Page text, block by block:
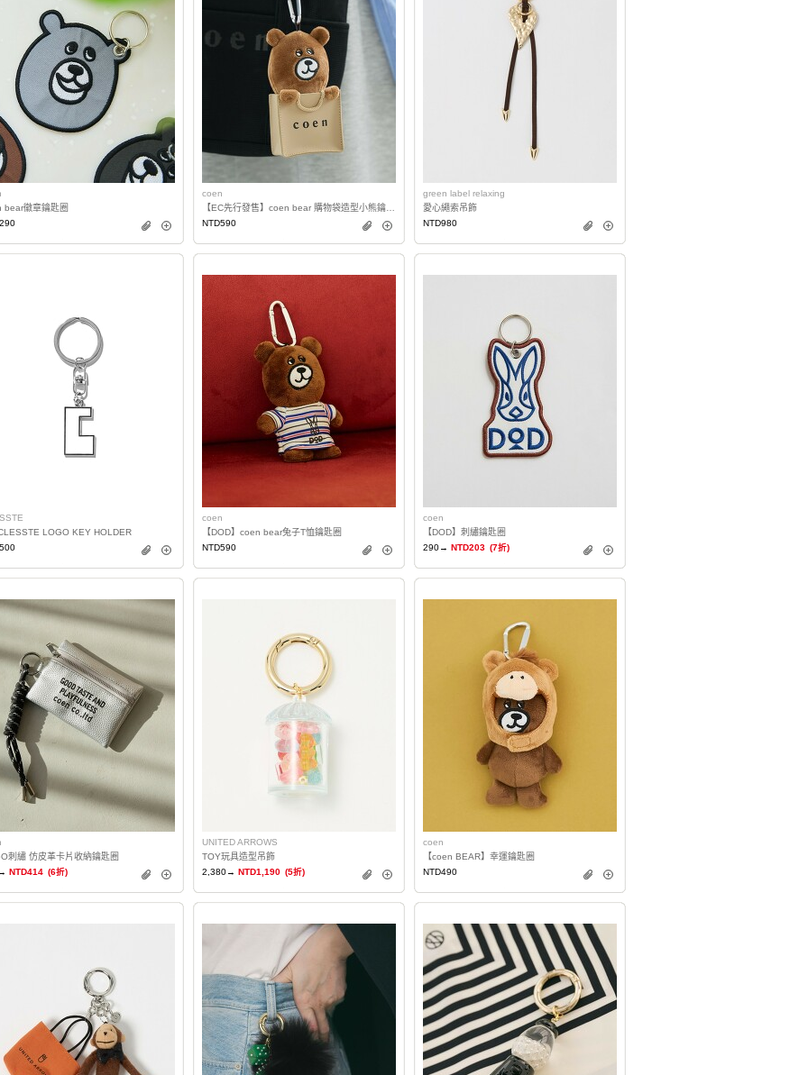
bear徽章鑰匙圈
coen
NTD590
green label relaxing
愛心繩索吊飾
NTD980
LOGO KEY HOLDER
coen
【DOD】coen bear兔子T恤鑰匙圈
NTD590
coen
【DOD】刺繡鑰匙圈
290→ NTD203 (7折)
刺繡 仿皮革卡片收納鑰匙圈
NTD414 (6折)
UNITED ARROWS
TOY玩具造型吊飾
2,380→ NTD1,190 (5折)
coen
【coen BEAR】幸運鑰匙圈
NTD490